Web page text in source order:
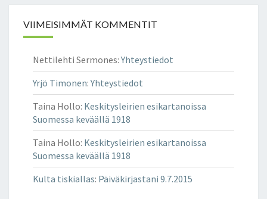
VIIMEISIMMÄT KOMMENTIT
Nettilehti Sermones:Yhteystiedot
Yrjö Timonen:Yhteystiedot
Taina Hollo: Keskitysleirien esikartanoissa
Suomessa keväällä 1918
Taina Hollo: Keskitysleirien esikartanoissa
Suomessa keväällä 1918
Kulta tiskiallas: Päiväkirjastani 9.7.2015